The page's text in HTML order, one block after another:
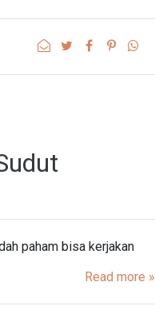
paham bisa kerjakan
Read more »